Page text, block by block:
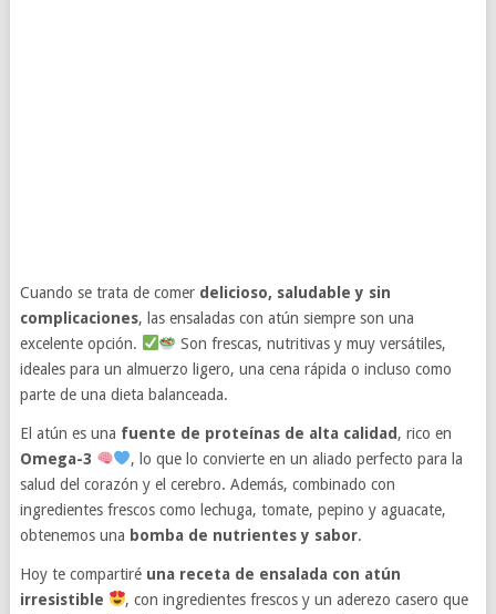
Cuando se trata de comer delicioso, saludable y sin
complicaciones, las ensaladas con atún siempre son una
excelente opción.
Son frescas, nutritivas y muy versátiles,
ideales para un almuerzo ligero, una cena rápida o incluso como
parte de una dieta balanceada.
El atún es una fuente de proteínas de alta calidad , rico en
Omega-3
, lo que lo convierte en un aliado perfecto para la
salud del corazón y el cerebro. Además, combinado con
ingredientes frescos como lechuga, tomate, pepino y aguacate,
obtenemos una bomba de nutrientes y sabor.
Hoy te compartiré una receta de ensalada con atún
irresistible
, con ingredientes frescos y un aderezo casero que